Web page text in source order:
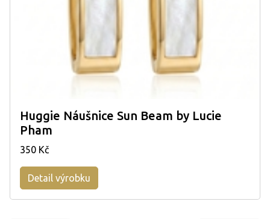
Huggie Náušnice Sun Beam by Lucie
Pham
350 Kč
Detail výrobku